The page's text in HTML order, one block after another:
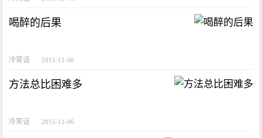
喝醉的后果
冷笑话 2015-11-06
方法总比困难多
冷笑话 2015-11-06